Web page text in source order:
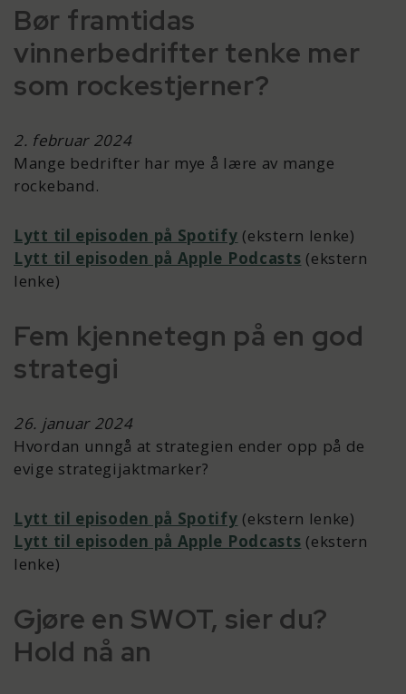
Bør framtidas
vinnerbedrifter tenke mer
som rockestjerner?
2. februar 2024
Mange bedrifter har mye å lære av mange
rockeband.
Lytt til episoden på Spotify (ekstern lenke)
Lytt til episoden på Apple Podcasts (ekstern
lenke)
Fem kjennetegn på en god
strategi
26. januar 2024
Hvordan unngå at strategien ender opp på de
evige strategijaktmarker?
Lytt til episoden på Spotify (ekstern lenke)
Lytt til episoden på Apple Podcasts (ekstern
lenke)
Gjøre en SWOT, sier du?
Hold nå an